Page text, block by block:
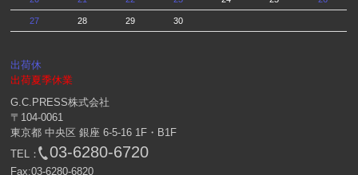
27 28 29 30
出荷休
出荷夏季休業
G.C.PRESS株式会社
〒104-0061
東京都 中央区 銀座 6-5-16 1F・B1F
TEL：
03-6280-6720
Fax:03-6280-6820